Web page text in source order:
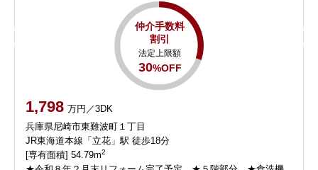
仲介手数料
割引
法定上限額
30%OFF
1,798 万円／3DK
兵庫県尼崎市東難波町１丁目
JR東海道本線「立花」駅 徒歩18分
[専有面積] 54.79m2